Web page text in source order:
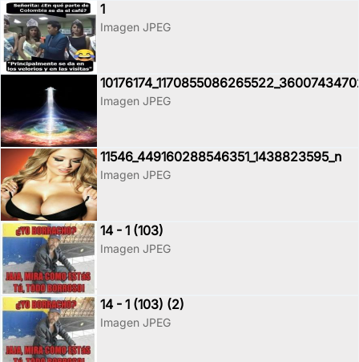
1
Imagen JPEG
Imagen JPEG
11546_449160288546351_1438823595_n
Imagen JPEG
14 - 1 (103)
Imagen JPEG
14 - 1 (103) (2)
Imagen JPEG